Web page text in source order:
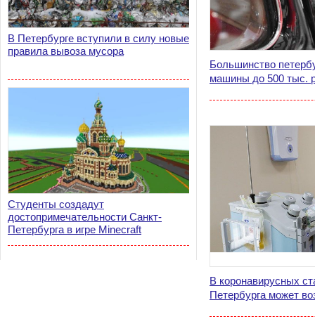
В Петербурге вступили в силу новые
правила вывоза мусора
Студенты создадут
достопримечательности Санкт-
Петербурга в игре Minecraft
Большинство
машины до 500 тыс.
В коронавирусных
Петербурга может